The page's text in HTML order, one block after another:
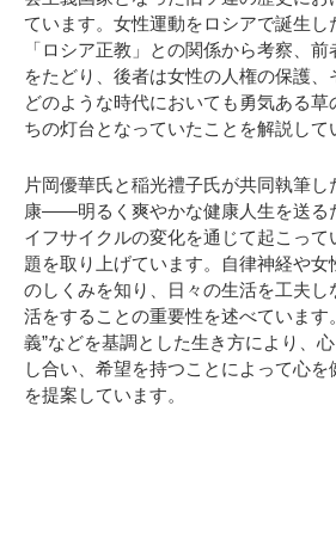
ています。女性運動をロシアで誕生
「ロシア正教」との関係から考察、
をたどり、後者は女性の人権の保護、
どのような時代においても勇気ある草
ちの灯台となっていたことを解説して
片岡優華氏と稲光禮子氏が共同執筆
康――明るく爽やかな健康人生を送る
イフサイクルの変化を通じて起こって
題を取り上げています。自律神経や女
のしくみを知り、日々の生活を工夫し
活をすることの重要性を述べています
義”などを基調とした生き方により、
し合い、希望を持つことによって心を
を提案しています。